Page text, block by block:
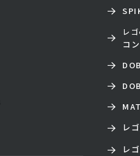
レゴ
コ
レゴ
レゴ